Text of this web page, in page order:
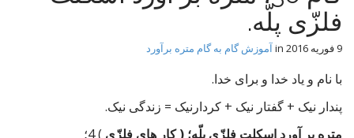
فلزّی پلّه.
9 فوریه 2016 آموزش گام به گام متره برآورد
با نام و یاد خدا و برای خدا.
پندار نیک + گفتار نیک + کردارنیک = زندگی نیک.
متره بر آورد اسکلت فلزّی پلّه؛ ( کار های فلزّی ) 4؛